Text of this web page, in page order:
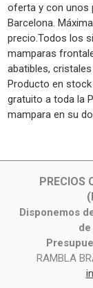
oferta y con unos
Barcelona.
precio.Todos los
mamparas
abatibles,
Producto en
gratuito a toda la
mampara en su
PRECIOS
Disponemos
RAMBLA